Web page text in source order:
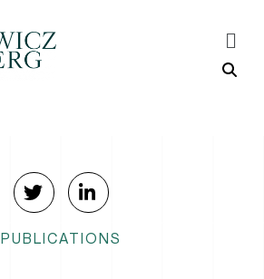
PUBLICATIONS